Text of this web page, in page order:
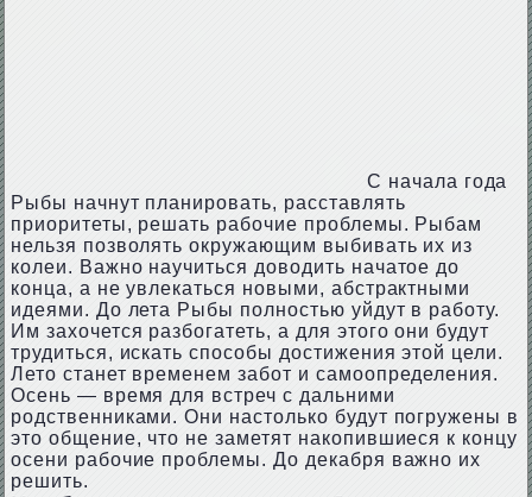
С начала года
Рыбы начнут планировать, расставлять
приоритеты, решать рабочие проблемы. Рыбам
нельзя позволять окружающим выбивать их из
колеи. Важно научиться доводить начатое до
конца, а не увлекаться новыми, абстрактными
идеями. До лета Рыбы полностью уйдут в работу.
Им захочется разбогатеть, а для этого они будут
трудиться, искать способы достижения этой цели.
Лето станет временем забот и самоопределения.
Осень — время для встреч с дальними
родственниками. Они настолько будут погружены в
это общение, что не заметят накопившиеся к концу
осени рабочие проблемы. До декабря важно их
решить.